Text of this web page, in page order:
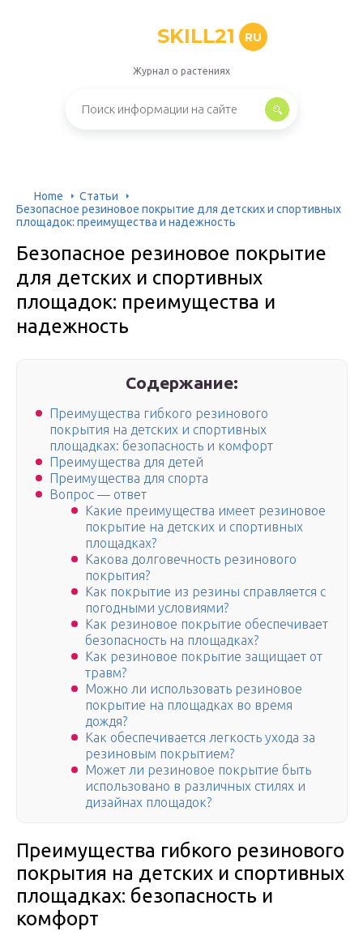
SKILL21 RU
Журнал о растениях
Home
Статьи
Безопасное резиновое покрытие для детских и спортивных
площадок: преимущества и надежность
Безопасное резиновое покрытие
для детских и спортивных
площадок: преимущества и
надежность
Содержание:
Преимущества гибкого резинового
покрытия на детских и спортивных
площадках: безопасность и комфорт
Преимущества для детей
Преимущества для спорта
Вопрос — ответ
Какие преимущества имеет резиновое
покрытие на детских и спортивных
площадках?
Какова долговечность резинового
покрытия?
Как покрытие из резины справляется с
погодными условиями?
Как резиновое покрытие обеспечивает
безопасность на площадках?
Как резиновое покрытие защищает от
травм?
Можно ли использовать резиновое
покрытие на площадках во время
дождя?
Как обеспечивается легкость ухода за
резиновым покрытием?
Может ли резиновое покрытие быть
использовано в различных стилях и
дизайнах площадок?
Преимущества гибкого резинового
покрытия на детских и спортивных
площадках: безопасность и
комфорт